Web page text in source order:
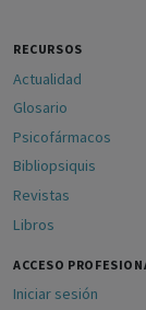
RECURSOS
Actualidad
Glosario
Psicofármacos
Bibliopsiquis
Revistas
Libros
ACCESO
Iniciar sesión